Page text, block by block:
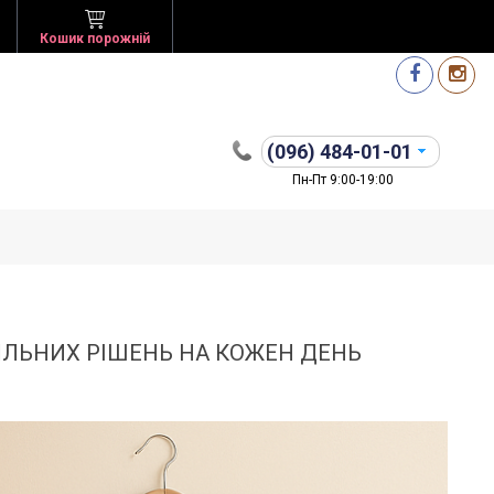
Кошик порожній
(096) 484-01-01
Пн-Пт 9:00-19:00
РІШЕНЬ НА КОЖЕН ДЕНЬ